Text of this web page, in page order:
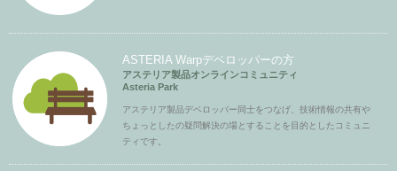
ASTERIA Warpデベロッパーの方
アステリア製品オンラインコミュニティ
Asteria Park
アステリア製品デベロッパー同士をつなげ、技術情報の共有や
ちょっとしたの疑問解決の場とすることを目的としたコミュニ
ティです。